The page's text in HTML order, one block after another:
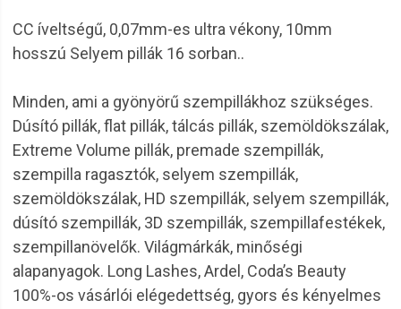
CC íveltségű, 0,07mm-es ultra vékony, 10mm
hosszú Selyem pillák 16 sorban..
Minden, ami a gyönyörű szempillákhoz szükséges.
Dúsító pillák, flat pillák, tálcás pillák, szemöldökszálak,
Extreme Volume pillák, premade szempillák,
szempilla ragasztók, selyem szempillák,
szemöldökszálak, HD szempillák, selyem szempillák,
dúsító szempillák, 3D szempillák, szempillafestékek,
szempillanövelők. Világmárkák, minőségi
alapanyagok. Long Lashes, Ardel, Coda’s Beauty
100%-os vásárlói elégedettség, gyors és kényelmes